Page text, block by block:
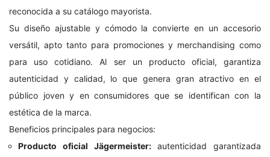
reconocida a su catálogo mayorista.
Su diseño ajustable y cómodo la convierte en un accesorio
versátil, apto tanto para promociones y merchandising como
para uso cotidiano. Al ser un producto oficial, garantiza
autenticidad y calidad, lo que genera gran atractivo en el
público joven y en consumidores que se identifican con la
estética de la marca.
Beneficios principales para negocios:
Producto oficial Jägermeister:autenticidad garantizada